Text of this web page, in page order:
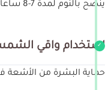
ينصح بالنوم لمدة 7-8 ساعات يوميًا للحفاظ على نضارة البشرة ومنع ظهور الهالات السوداء.
استخدام واقي
حماية البشرة من الأشعة